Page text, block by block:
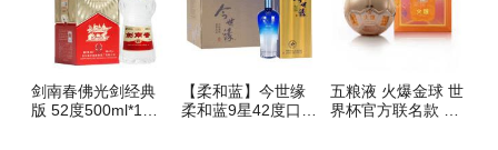
剑南春佛光剑经典
版 52度500ml*1瓶
【柔和蓝】今世缘
柔和蓝9星42度口粮
五粮液 火爆金球 世
界杯官方联名款 58